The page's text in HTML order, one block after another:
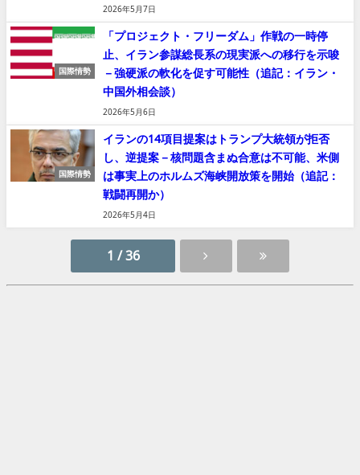
2026年5月7日
国際情勢
「プロジェクト・フリーダム」作戦の一時停
止、イラン参謀総長系の現実派への移行を示唆
－強硬派の軟化を促す可能性（追記：イラン・
中国外相会談）
2026年5月6日
国際情勢
イランの14項目提案はトランプ大統領が拒否
し、逆提案－核問題含まぬ合意は不可能、米側
は事実上のホルムズ海峡開放策を開始（追記：
戦闘再開か）
2026年5月4日
1 / 36